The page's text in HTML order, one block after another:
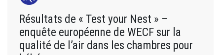
Résultats de « Test your Nest » –
enquête européenne de WECF sur la
qualité de l’air dans les chambres pour